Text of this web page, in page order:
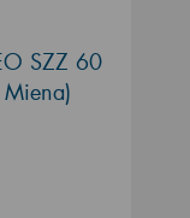
SZZ 60